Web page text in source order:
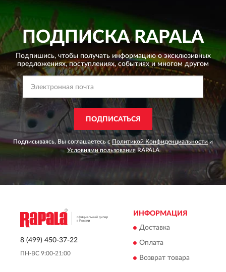
ПОДПИСКАRAPALA
Подпишись, чтобы получать информацию о эксклюзивных
предложениях,поступлениях, событиях и многом другом
ПОДПИСАТЬСЯ
Подписываясь, Вы соглашаетесь сПолитикой Конфиденциальности и
Условиями пользованияRAPALA
8 (499) 450-37-22
ПН-ВС 9:00-21:00
ИНФОРМАЦИЯ
Доставка
Оплата
Возврат товара